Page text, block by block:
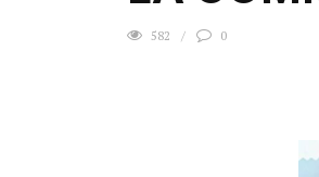
582 0